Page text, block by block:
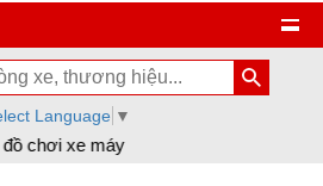
Language ▼
máy